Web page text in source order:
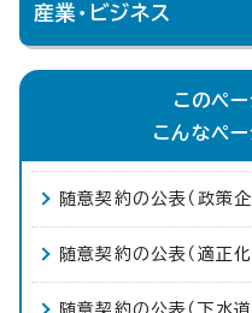
産業・ビジネス
このペ
こんなペ
随意契約の公表（政策企
随意契約の公表（適正化
随意契約の公表（下水道